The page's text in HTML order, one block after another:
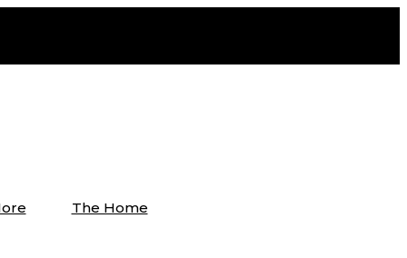
The Home